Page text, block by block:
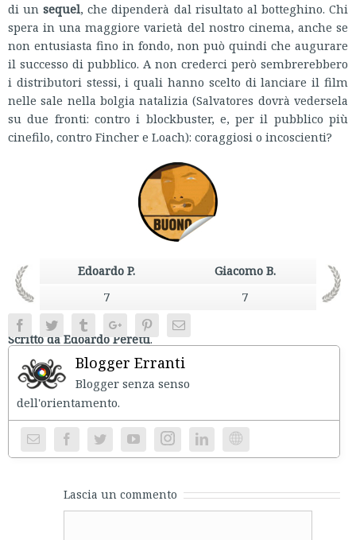
di unsequel, che dipenderà dal risultato al botteghino. Chi
spera in una maggiore varietà del nostro cinema, anche se
non entusiasta fino in fondo, non può quindi che augurare
il successo di pubblico. A non crederci però sembrerebbero
i distributori stessi, i quali hanno scelto di lanciare il film
nelle sale nella bolgia natalizia (Salvatores dovrà vedersela
su due fronti: contro i blockbuster, e, per il pubblico più
cinefilo, contro Fincher e Loach): coraggiosi o incoscienti?
Edoardo P.
Giacomo B.
7
7
Scritto da Edoardo Peretti.
FacebookTwitter TumblrGoogle+PinterestEmail
Blogger Erranti
Blogger senza senso
Instagram Website
Lascia un commento